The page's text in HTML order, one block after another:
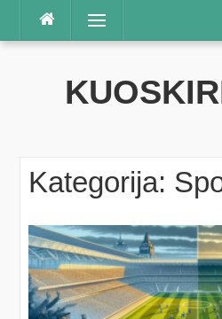
Praleisti
Meniu
Kategorija: